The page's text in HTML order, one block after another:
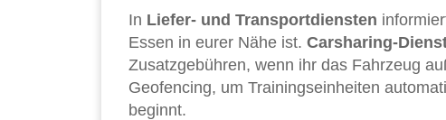
In Liefer- und Transportdiensten
Essen in eurer Nähe ist. Carsharing-
Zusatzgebühren, wenn ihr das Fahrzeug
Geofencing, um Trainingseinheiten
beginnt.